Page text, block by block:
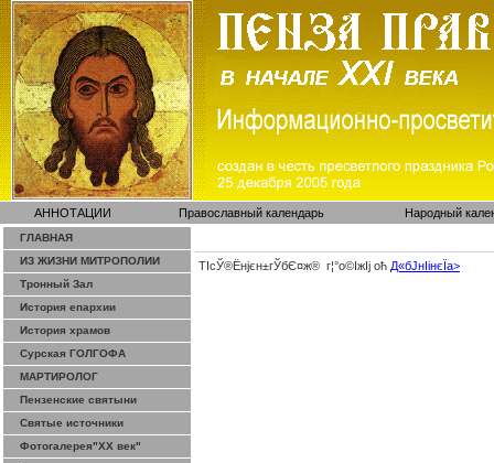
АННОТАЦИИ Православный календарь Народный
ГЛАВНАЯ
ИЗ ЖИЗНИ МИТРОПОЛИИ
Тронный Зал
История епархии
История храмов
Сурская ГОЛГОФА
МАРТИРОЛОГ
Пензенские святыни
Святые источники
Фотогалерея"ХХ век"
ТІсЎ®Ёнјєн±­гЎ­бЄ¤ж® г¦°о©ІжІј оћ Д«бЈ­нІінєЇa>